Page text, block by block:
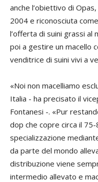
anche l’obiettivo di
2004 e riconosciuta
l’offerta di suini grassi al
poi a gestire un macello
venditrice di suini vivi a
«Noi non macelliamo
Italia - ha precisato il
Fontanesi -. «Pur
dop che copre circa il
specializzazione
da parte del mondo
distribuzione viene
intermedio allevato e